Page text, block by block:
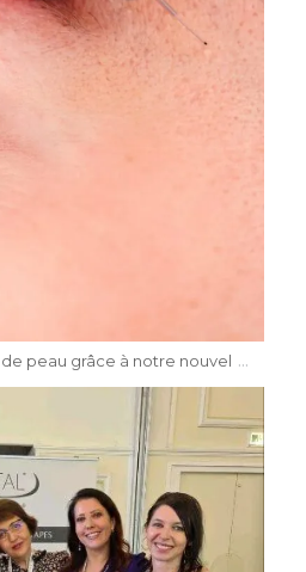
peau grâce à notre nouvel ...